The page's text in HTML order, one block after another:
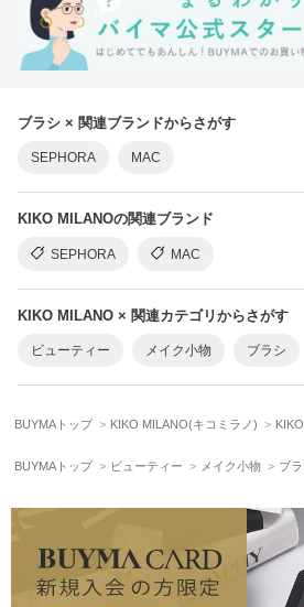
ブラシ × 関連ブランドからさがす
SEPHORA MAC
KIKO MILANOの関連ブランド
SEPHORA MAC
KIKO MILANO × 関連カテゴリからさがす
ビューティー メイク小物 ブラシ
BUYMAトップ KIKO MILANO(キコミラノ)
BUYMAトップ ビューティー メイク小物 ブ